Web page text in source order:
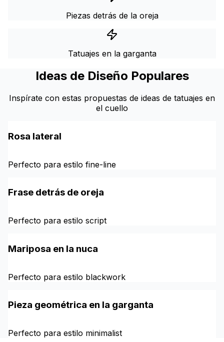
Piezas detrás de la oreja
Tatuajes en la garganta
Ideas de Diseño Populares
Inspírate con estas propuestas de ideas de tatuajes en
el cuello
Rosa lateral
Perfecto para estilo fine-line
Frase detrás de oreja
Perfecto para estilo script
Mariposa en la nuca
Perfecto para estilo blackwork
Pieza geométrica en la garganta
Perfecto para estilo minimalist